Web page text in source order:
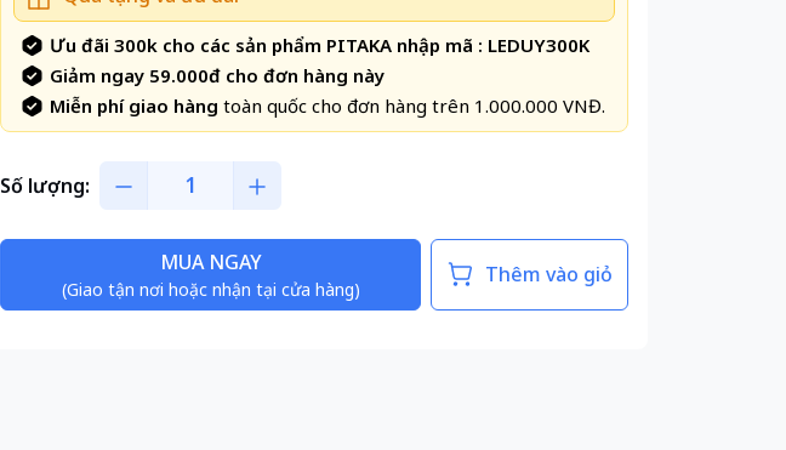
Ưu đãi 300k cho các sản phẩm PITAKA nhập mã : LEDUY300K
Giảm ngay 59.000đ cho đơn hàng này
Miễn phí giao hàng toàn quốc cho đơn hàng trên 1.000.000 VNĐ.
Số lượng:
MUA NGAY
(Giao tận nơi hoặc nhận tại cửa hàng)
Thêm vào giỏ